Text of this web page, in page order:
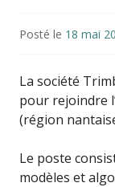
Posté le 18 mai
La société
pour rejoindre
(région
Le poste
modèles et